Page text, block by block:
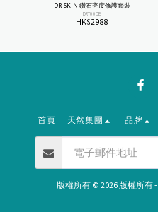
DR SKIN 鑽石亮度修護套裝
DRT00DB
HK$2988
首頁 天然集團 品牌
版權所有 © 2026 版權所有 -